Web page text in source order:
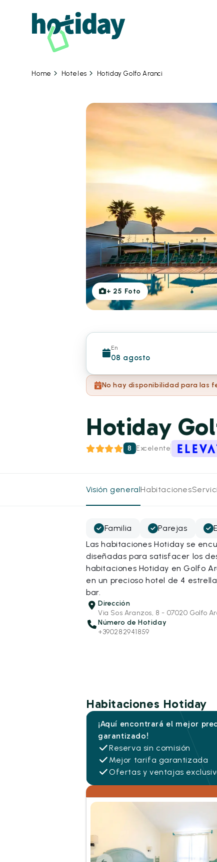
Home Hoteles Hotiday Golfo Aranci
+ 25 Foto
En
08 agosto
No hay disponibilidad para las
Hotiday
8 Excelente
Visión generalHabitaciones
Familia Parejas
Las habitaciones Hotiday se
diseñadas para satisfacer los
habitaciones Hotiday en Golfo
en un precioso hotel de 4
bar.
Dirección
Via Sos Aranzos, 8 - 07020 Golfo
Número de Hotiday
+390282941859
Habitaciones Hotiday
¡Aquí encontrará el mejor
garantizado!
Reserva sin comisión
Mejor tarifa garantizada
Ofertas y ventajas